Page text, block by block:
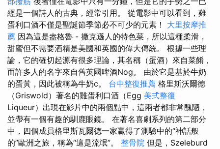
經是一個詩人的古典，經常引用。 從電影中可以看到，雞
蛋利口酒不僅是聖誕節季節必不可少的元素！ 大里按摩推
薦 因為這是盎格魯 - 撒克遜人的特色菜，所以這種柔滑，
甜蜜但不需要酒精是美國和英國的偉大傳統。 根據一些理
論，它的確切起源有很多理論，其名稱（蛋酒）來自菜餚，
而許多人的名字來自舊英國啤酒Nog。 由於它是基於牛奶
的蛋黃，因此被稱為牛奶c。 台中整復推薦 格里斯沃爾德
（Griswold）著名的雞蛋利口酒（Egg 美式整復
Liqueur）出現在影片中的兩個點中，這兩者都非常醜陋，
並帶有一個有趣的馴鹿眼鏡。 在著名喜劇系列的第二部分
中，四個成員格里斯瓦爾德一家贏得了測驗中的“神話般
的”歐洲之旅，稱為“這是流氓”。 整骨院 但是，Szeleburd